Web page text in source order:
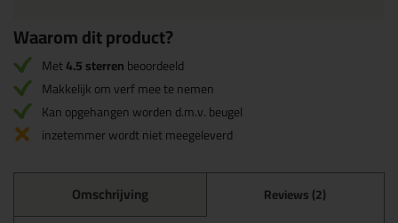
Waarom dit product?
Met4.5 sterrenbeoordeeld
Makkelijk om verf mee te nemen
Kan opgehangen worden d.m.v. beugel
inzetemmer wordt niet meegeleverd
Omschrijving Reviews (2)